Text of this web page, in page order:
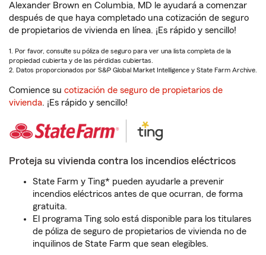
Alexander Brown en Columbia, MD le ayudará a comenzar
después de que haya completado una cotización de seguro
de propietarios de vivienda en línea. ¡Es rápido y sencillo!
1. Por favor, consulte su póliza de seguro para ver una lista completa de la
propiedad cubierta y de las pérdidas cubiertas.
2. Datos proporcionados por S&P Global Market Intelligence y State Farm Archive.
Comience su cotización de seguro de propietarios de
vivienda. ¡Es rápido y sencillo!
Proteja su vivienda contra los incendios eléctricos
State Farm y Ting* pueden ayudarle a prevenir
incendios eléctricos antes de que ocurran, de forma
gratuita.
El programa Ting solo está disponible para los titulares
de póliza de seguro de propietarios de vivienda no de
inquilinos de State Farm que sean elegibles.